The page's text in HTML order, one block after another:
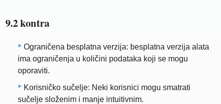
9.2 kontra
Ograničena besplatna verzija: besplatna verzija alata
ima ograničenja u količini podataka koji se mogu
oporaviti.
Korisničko sučelje: Neki korisnici mogu smatrati
sučelje složenim i manje intuitivnim.